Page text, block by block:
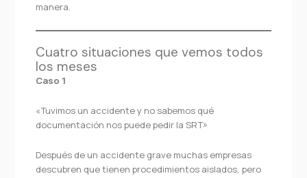
manera.
Cuatro situaciones que vemos todos
los meses
Caso 1
«Tuvimos un accidente y no sabemos qué
documentación nos puede pedir la SRT»
Después de un accidente grave muchas empresas
descubren que tienen procedimientos aislados, pero